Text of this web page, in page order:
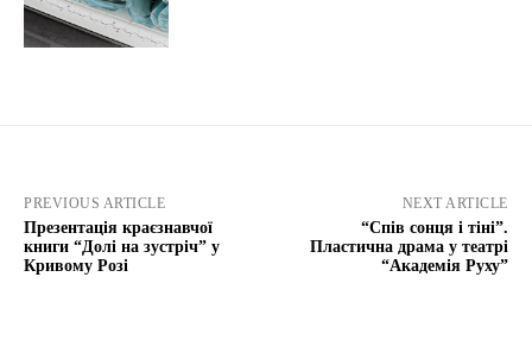
PREVIOUS ARTICLE
Презентація краєзнавчої
книги “Долі на зустріч” у
Кривому Розі
NEXT ARTICLE
“Спів сонця і тіні”.
Пластична драма у театрі
“Академія Руху”